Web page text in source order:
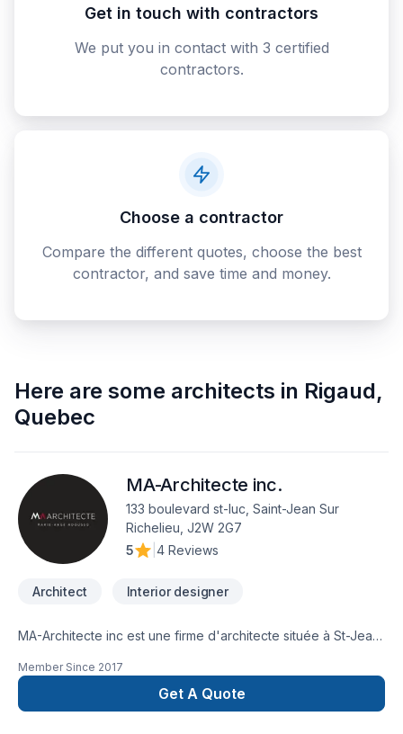
Get in touch with contractors
We put you in contact with 3 certified
contractors.
Choose a contractor
Compare the different quotes, choose the best
contractor, and save time and money.
Here are some architects in Rigaud,
Quebec
MA-Architecte inc.
133 boulevard st-luc, Saint-Jean Sur
Richelieu, J2W 2G7
5
4 Reviews
Architect Interior designer
MA-Architecte inc est une firme d'architecte située à St-Jean
Member Since 2017
Get A Quote